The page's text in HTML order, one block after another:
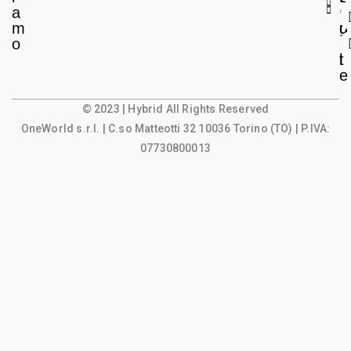
a
m
o
e
g
l
e
o
u
t
© 2023 | Hybrid All Rights Reserved
OneWorld s.r.l.
| C.so Matteotti 32 10036 Torino (TO) | P.IVA:
07730800013